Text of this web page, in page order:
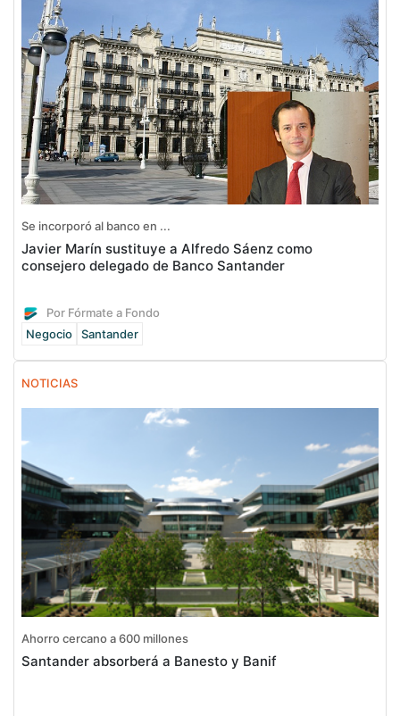
Se incorporó al banco en ...
Javier Marín sustituye a Alfredo Sáenz como
consejero delegado de Banco Santander
Por Fórmate a Fondo
Negocio
Santander
NOTICIAS
Ahorro cercano a 600 millones
Santander absorberá a Banesto y Banif